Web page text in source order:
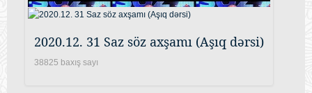
2020.12. 31 Saz söz axşamı (Aşıq dərsi)
38825 baxış sayı